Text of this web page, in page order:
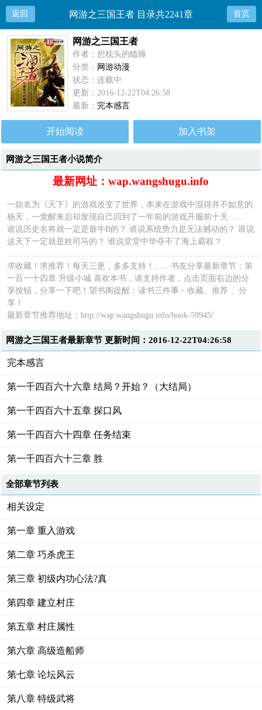
返回 网游之三国王者 目录共2241章 首页
网游之三国王者
作者：想枕头的瞌睡
分类： 网游动漫
状态：连载中
更新：2016-12-22T04:26:58
最新： 完本感言
开始阅读 加入书架
网游之三国王者小说简介
最新网址：wap.wangshugu.info
一款名为《天下》的游戏改变了世界，本来在游戏中混得并不如意的
杨天，一觉醒来后却发现自己回到了一年前的游戏开服前十天……
谁说历史名将就一定是最牛B的？ 谁说系统势力是无法撼动的？ 谁说
这天下一定就是姓司马的？ 谁说堂堂中华夺不了海上霸权？
求收藏！求推荐！每天三更，多多支持！...... 书友分享最新章节：第
一百一十四章 升级小城 喜欢本书，请支持作者，点击页面右边的分
享按钮，分享一下吧！望书阁提醒：读书三件事－收藏、推荐 、分
享！
最新章节推荐地址：http://wap.wangshugu.info/book-59945/
网游之三国王者最新章节 更新时间：2016-12-22T04:26:58
完本感言
第一千四百六十六章 结局？开始？（大结局）
第一千四百六十五章 探口风
第一千四百六十四章 任务结束
第一千四百六十三章 胜
全部章节列表
相关设定
第一章 重入游戏
第二章 巧杀虎王
第三章 初级内功心法?真
第四章 建立村庄
第五章 村庄属性
第六章 高级造船师
第七章 论坛风云
第八章 特级武将